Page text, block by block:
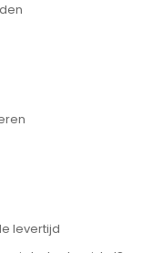
levertijd